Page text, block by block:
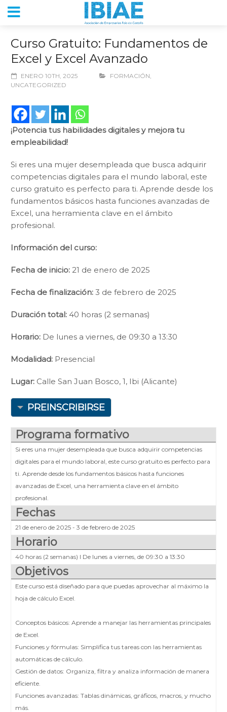
Curso Gratuito: Fundamentos de
Excel y Excel Avanzado
ENERO 10TH, 2025 FORMACIÓN,
UNCATEGORIZED
¡Potencia tus habilidades digitales y mejora tu
empleabilidad!
Si eres una mujer desempleada que busca adquirir
competencias digitales para el mundo laboral, este
curso gratuito es perfecto para ti. Aprende desde los
fundamentos básicos hasta funciones avanzadas de
Excel, una herramienta clave en el ámbito
profesional.
Información del curso:
Fecha de inicio: 21 de enero de 2025
Fecha de finalización: 3 de febrero de 2025
Duración total: 40 horas (2 semanas)
Horario: De lunes a viernes, de 09:30 a 13:30
Modalidad: Presencial
Lugar: Calle San Juan Bosco, 1, Ibi (Alicante)
PREINSCRIBIRSE
Programa formativo
Si eres una mujer desempleada que busca adquirir competencias
digitales para el mundo laboral, este curso gratuito es perfecto para
ti. Aprende desde los fundamentos básicos hasta funciones
avanzadas de Excel, una herramienta clave en el ámbito
profesional.
Fechas
21 de enero de 2025 - 3 de febrero de 2025
Horario
40 horas (2 semanas) I De lunes a viernes, de 09:30 a 13:30
Objetivos
Este curso está diseñado para que puedas aprovechar al máximo la
hoja de cálculo Excel.
Conceptos básicos: Aprende a manejar las herramientas principales
de Excel.
Funciones y fórmulas: Simplifica tus tareas con las herramientas
automáticas de cálculo.
Gestión de datos: Organiza, filtra y analiza información de manera
eficiente.
Funciones avanzadas: Tablas dinámicas, gráficos, macros, y mucho
más.